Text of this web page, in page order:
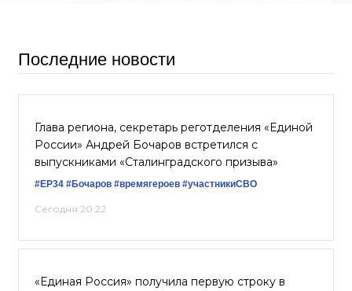
Последние новости
Глава региона, секретарь реготделения «Единой
России» Андрей Бочаров встретился с
выпускниками «Сталинградского призыва»
#ЕР34 #Бочаров #времягероев #участникиСВО
Сегодня 20:22
«Единая Россия» получила первую строку в